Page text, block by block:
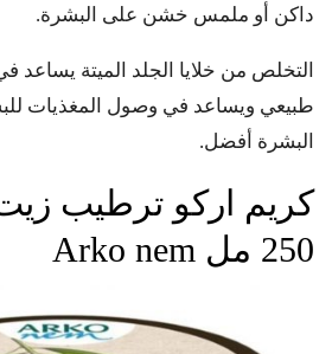
داكن أو ملمس خشن على البشرة.
التخلص من خلايا الجلد الميتة يساعد
طبيعي ويساعد في وصول المغذيات
البشرة أفضل.
كريم اركو ترطيب
250 مل Arko nem